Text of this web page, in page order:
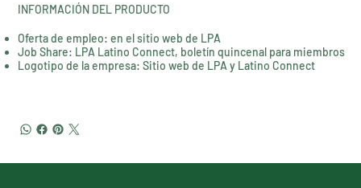
INFORMACIÓN DEL PRODUCTO
Oferta de empleo: en el sitio web de LPA
Job Share: LPA Latino Connect, boletín quincenal para miembros
Logotipo de la empresa: Sitio web de LPA y Latino Connect